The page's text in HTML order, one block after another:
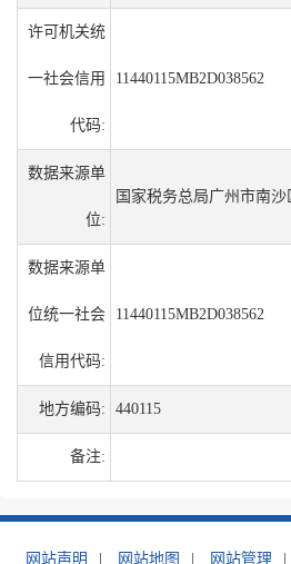
许可机关统
一社会信用
代码:
11440115MB2D038562
数据来源单
位:
国家税务总局广州市南沙
数据来源单
位统一社会
信用代码:
11440115MB2D038562
地方编码: 440115
备注:
网站声明 网站地图 网站管理